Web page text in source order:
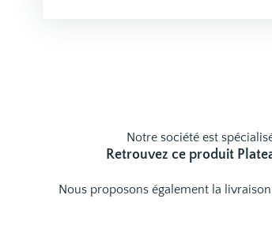
Notre société est
Retrouvez ce produit
Nous proposons également la